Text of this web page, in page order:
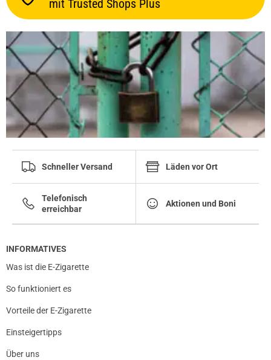
mit Trusted Shops Plus
Schneller Versand Läden vor Ort
Telefonisch
erreichbar
Aktionen und Boni
INFORMATIVES
Was ist die E-Zigarette
So funktioniert es
Vorteile der E-Zigarette
Einsteigertipps
Über uns